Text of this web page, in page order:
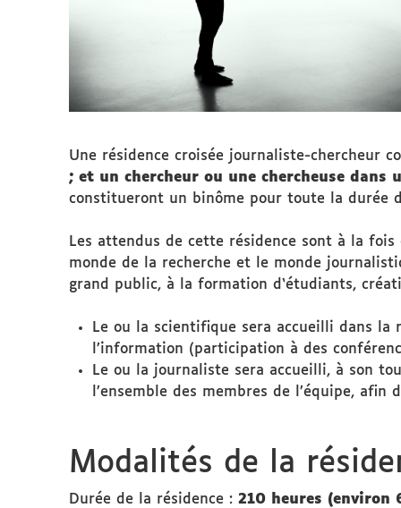
Une résidence croisée journaliste-chercheur
; et un chercheur ou une chercheuse dans
constitueront un binôme pour toute la durée
Les attendus de cette résidence sont à la
monde de la recherche et le monde
grand public, à la formation d‘étudiants,
Le ou la scientifique sera accueilli dans
l’information (participation à des
Le ou la journaliste sera accueilli, à son
l’ensemble des membres de l’équipe,
Modalités de la
Durée de la résidence : 210 heures (environ